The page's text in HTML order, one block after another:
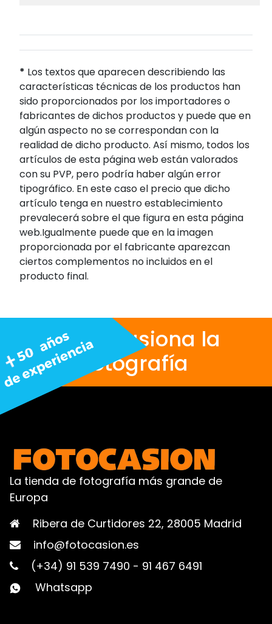
* Los textos que aparecen describiendo las
características técnicas de los productos han
sido proporcionados por los importadores o
fabricantes de dichos productos y puede que en
algún aspecto no se correspondan con la
realidad de dicho producto. Así mismo, todos los
artículos de esta página web están valorados
con su PVP, pero podría haber algún error
tipográfico. En este caso el precio que dicho
artículo tenga en nuestro establecimiento
prevalecerá sobre el que figura en esta página
web.Igualmente puede que en la imagen
proporcionada por el fabricante aparezcan
ciertos complementos no incluidos en el
producto final.
Nos apasiona la
fotografía
La tienda de fotografía más grande de
Europa
Ribera de Curtidores 22, 28005 Madrid
info@fotocasion.es
(+34) 91 539 7490 - 91 467 6491
Whatsapp